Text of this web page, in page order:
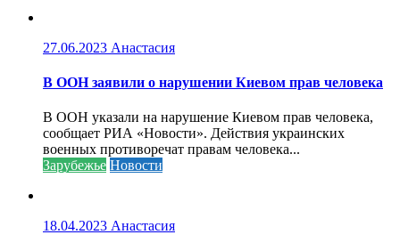
27.06.2023 Анастасия
В ООН заявили о нарушении Киевом прав человека
В ООН указали на нарушение Киевом прав человека,
сообщает РИА «Новости». Действия украинских
военных противоречат правам человека...
Зарубежье Новости
18.04.2023 Анастасия